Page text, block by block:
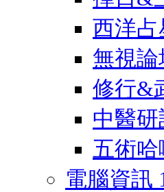
西洋占
無視
修行&
中醫研
五術哈
電腦資訊